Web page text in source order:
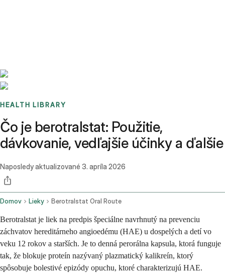
HEALTH LIBRARY
Čo je berotralstat: Použitie,
dávkovanie, vedľajšie účinky a ďalšie
Naposledy aktualizované 3. apríla 2026
Domov Lieky Berotralstat Oral Route
Berotralstat je liek na predpis špeciálne navrhnutý na prevenciu
záchvatov hereditárneho angioedému (HAE) u dospelých a detí vo
veku 12 rokov a starších. Je to denná perorálna kapsula, ktorá funguje
tak, že blokuje proteín nazývaný plazmatický kalikreín, ktorý
spôsobuje bolestivé epizódy opuchu, ktoré charakterizujú HAE.